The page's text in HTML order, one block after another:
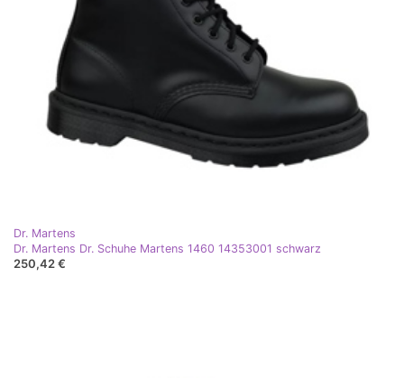
Dr. Martens
Dr. Martens Dr. Schuhe Martens 1460 14353001 schwarz
250,42 €